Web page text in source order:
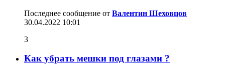
Последнее сообщение от Валентин Шеховцов
30.04.2022 10:01
3
Как убрать мешки под глазами ?